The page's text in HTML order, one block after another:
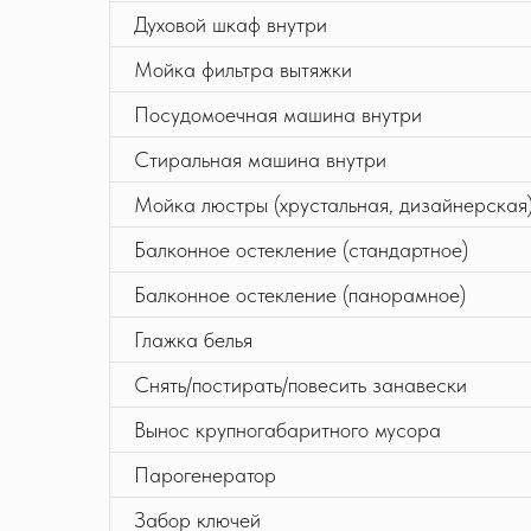
Духовой шкаф внутри
Мойка фильтра вытяжки
Посудомоечная машина внутри
Стиральная машина внутри
Мойка люстры (хрустальная,
Балконное остекление (стандартное)
Балконное остекление (панорамное)
Глажка белья
Снять/постирать/повесить занавески
Вынос крупногабаритного мусора
Парогенератор
Забор ключей